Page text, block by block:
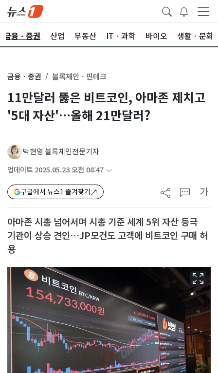
금융ㆍ증권 산업 부동산 ITㆍ과학 바이오 생활ㆍ문화
금융ㆍ증권 블록체인ㆍ핀테크
11만달러 뚫은 비트코인, 아마존 제치고
'5대 자산'…올해 21만달러?
박현영 블록체인전문기자
업데이트 2025.05.23 오전 08:47
구글에서 뉴스1 즐겨찾기 가
아마존 시총 넘어서며 시총 기준 세계 5위 자산 등극
기관이 상승 견인…JP모건도 고객에 비트코인 구매 허
용